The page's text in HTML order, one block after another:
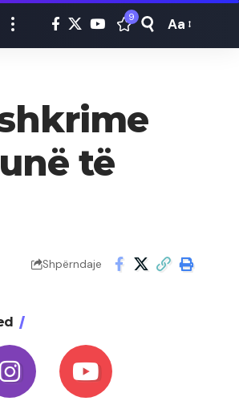
9
Font
Aa
të
Shpërndaje